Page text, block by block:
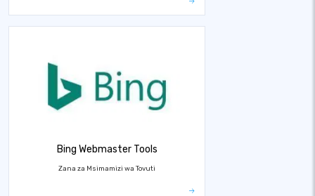
Bing Webmaster Tools
Zana za Msimamizi wa Tovuti